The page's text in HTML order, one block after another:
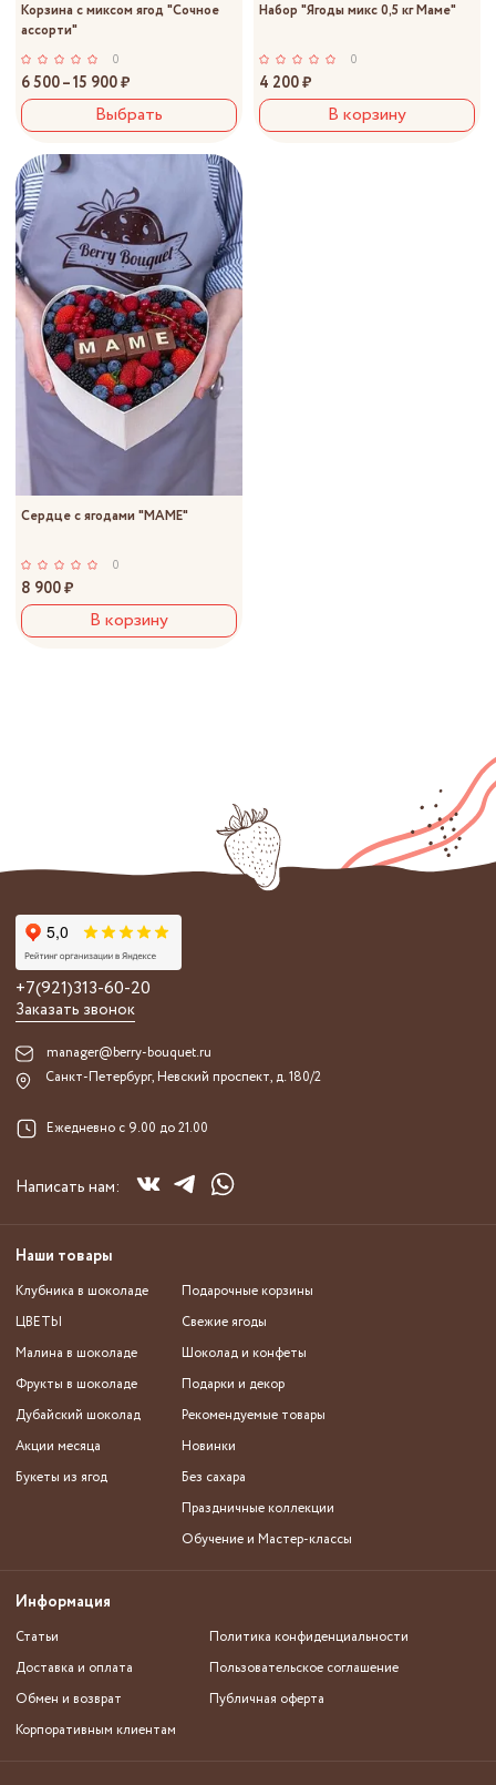
Корзина с миксом ягод "Сочное
ассорти"
0
6 500 – 15 900 ₽
Выбрать
Набор "Ягоды микс 0,5 кг Маме"
0
4 200 ₽
В корзину
Сердце с ягодами "МАМЕ"
0
8 900 ₽
В корзину
+7(921)313-60-20
Заказать звонок
manager@berry-bouquet.ru
Санкт-Петербург, Невский проспект, д. 180/2
Ежедневно с 9.00 до 21.00
Написать нам:
Наши товары
Клубника в шоколаде
ЦВЕТЫ
Малина в шоколаде
Фрукты в шоколаде
Дубайский шоколад
Акции месяца
Букеты из ягод
Подарочные корзины
Свежие ягоды
Шоколад и конфеты
Подарки и декор
Рекомендуемые товары
Новинки
Без сахара
Праздничные коллекции
Обучение и Мастер-классы
Информация
Статьи
Доставка и оплата
Обмен и возврат
Корпоративным клиентам
Политика конфиденциальности
Пользовательское соглашение
Публичная оферта